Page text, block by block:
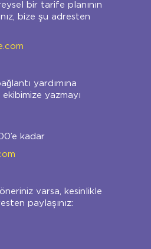
bir tarife planının
bize şu adresten
yardımına
yazmayı
kadar
varsa, kesinlikle
paylaşınız: